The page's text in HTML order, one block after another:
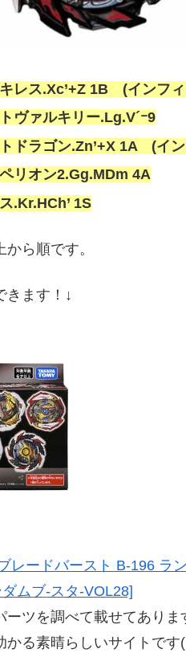
レス.Xc’+Z 1B (インフ
ヴァルキリー.Lg.V´ｰ9
ドラゴン.Zn’+X 1A (イ
リオン2.Gg.MDm 4A
.Kr.HCh’ 1S
ら順です。
ます！ ↓
レードバースト B-196 ラ
ムブ-スタ-VOL28]
ーツを調べて載せてありま
かる素晴らしいサイトです